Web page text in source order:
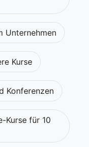
Unternehmen
Kurse
Konferenzen
Kurse für 10